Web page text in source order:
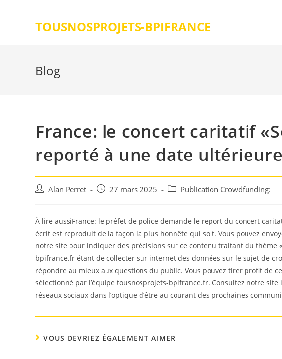
Skip
TOUSNOSPROJETS-BPIFRANCE
Blog
France: le concert caritatif
reporté à une date ultérieure
Auteur/autrice
publication :
Alan Perret
Post 27 mars 2025
Post Publication Crowdfunding:
À lire aussiFrance: le préfet de police demande le report du concert
écrit est reproduit de la façon la plus honnête qui soit. Vous pouvez
notre site pour indiquer des précisions sur ce contenu traitant du thème
bpifrance.fr étant de collecter sur internet des données sur le sujet de
répondre au mieux aux questions du public. Vous pouvez tirer profit de
sélectionné par l’équipe tousnosprojets-bpifrance.fr. Consultez notre
réseaux sociaux dans l’optique d’être au courant des prochaines
VOUS DEVRIEZ ÉGALEMENT AIMER